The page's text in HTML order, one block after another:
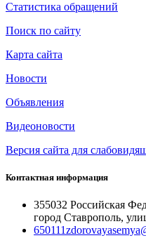
Статистика обращений
Поиск по сайту
Карта сайта
Новости
Объявления
Видеоновости
Версия сайта для
Контактная информация
355032 Российская
город Ставрополь,